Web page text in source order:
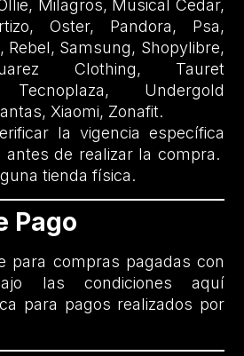
Milagros, Musical Cedar,
Oster, Pandora, Psa,
Rebel, Samsung, Shopylibre,
Clothing, Tauret
Tecnoplaza, Undergold
Xiaomi, Zonafit.
la vigencia específica
antes de realizar la compra.
tienda física.
Pago
para compras pagadas con
las condiciones aquí
para pagos realizados por